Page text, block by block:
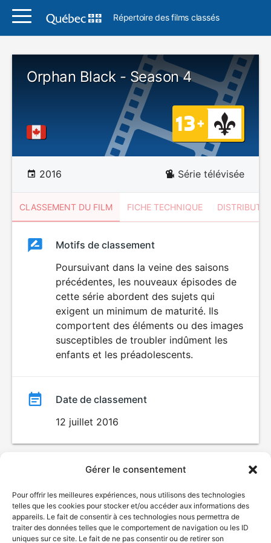
Gérer le consentement
Pour offrir les meilleures expériences, nous utilisons des technologies
telles que les cookies pour stocker et/ou accéder aux informations des
appareils. Le fait de consentir à ces technologies nous permettra de
traiter des données telles que le comportement de navigation ou les ID
uniques sur ce site. Le fait de ne pas consentir ou de retirer son
Répertoire des films classés
Orphan Black - Season 4
2016 Série télévisée
CLASSEMENT DU FILM FICHE TECHNIQUE
ClassementClassement
Motifs de classement
Poursuivant dans la veine des saisons
précédentes, les nouveaux épisodes de
cette série abordent des sujets qui
exigent un minimum de maturité. Ils
comportent des éléments ou des images
susceptibles de troubler indûment les
enfants et les préadolescents.
Date de classement
12 juillet 2016